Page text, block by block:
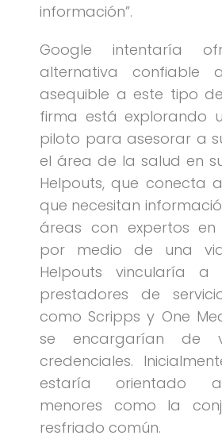
información”.
Google intentaría
alternativa confiable
asequible a este tipo
firma está explorando
piloto para asesorar a
el área de la salud en
Helpouts, que conecta
que necesitan
áreas con expertos
por medio de una
Helpouts vincularía a
prestadores de
como Scripps y One
se encargarían de
credenciales.
estaría orientado
menores como la
resfriado común.